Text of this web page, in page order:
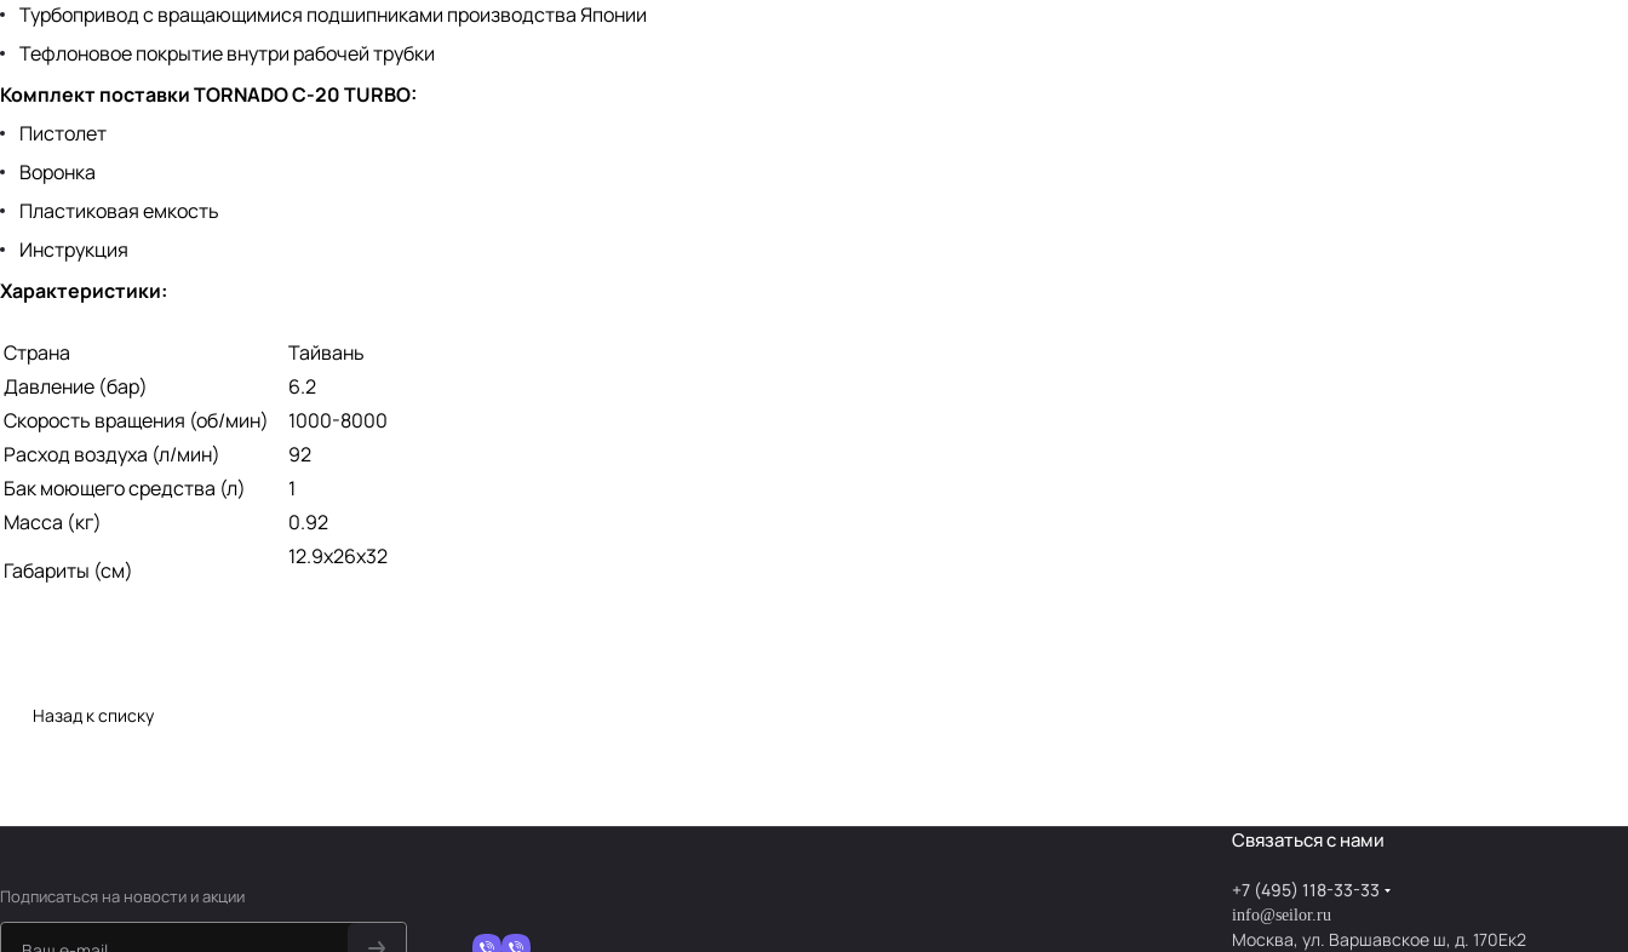
Турбопривод с вращающимися подшипниками производства Японии
Тефлоновое покрытие внутри рабочей трубки
Комплект поставки TORNADO C-20 TURBO:
Пистолет
Воронка
Пластиковая емкость
Инструкция
Характеристики:
Страна
Тайвань
Давление (бар)
6.2
Скорость вращения (об/мин)
1000-8000
Расход воздуха (л/мин)
92
Бак моющего средства (л)
1
Масса (кг)
0.92
Габариты (см)
12.9x26x32
Назад к списку
Подписаться на новости и акции
Связаться с нами
+7 (495) 118-33-33
info@seilor.ru
Москва, ул. Варшавское ш, д. 170Ек2